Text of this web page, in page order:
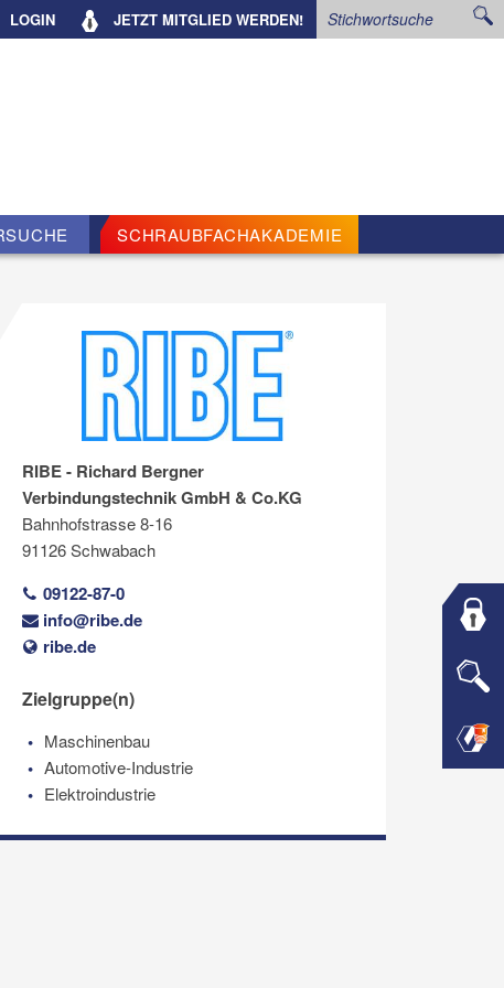
LOGIN JETZT MITGLIED WERDEN!
SCHRAUBFACHAKADEMIE
RIBE - Richard Bergner
Verbindungstechnik GmbH & Co.KG
Bahnhofstrasse 8-16
91126 Schwabach
09122-87-0
info@ribe.de
ribe.de
Zielgruppe(n)
Maschinenbau
Automotive-Industrie
Elektroindustrie